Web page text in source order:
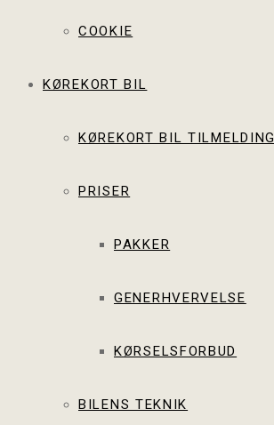
COOKIE
KØREKORT BIL
KØREKORT BIL TILMELDING
PRISER
PAKKER
GENERHVERVELSE
KØRSELSFORBUD
BILENS TEKNIK